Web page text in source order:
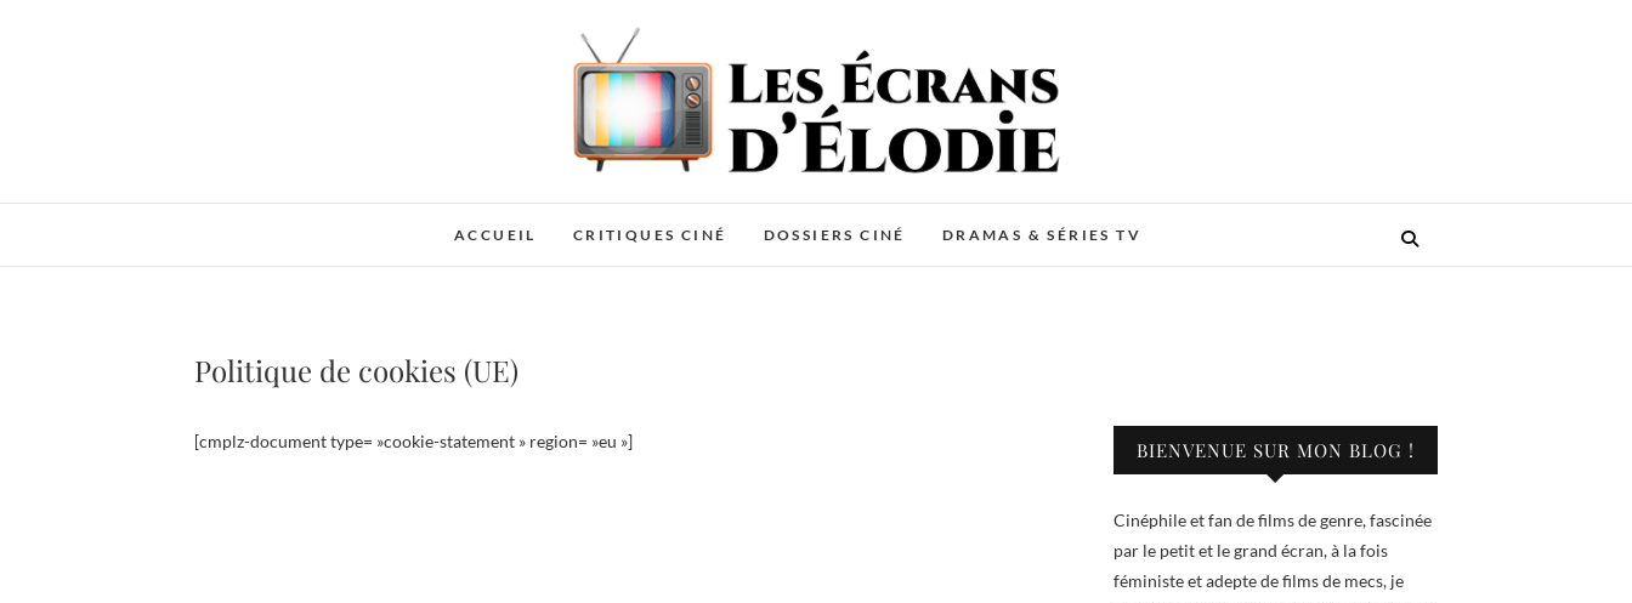
Les Écrans d'Élodie
ACCUEIL CRITIQUES CINÉ DOSSIERS CINÉ DRAMAS & SÉRIES TV
Politique de cookies (UE)
[cmplz-document type= »cookie-statement » region= »eu »] BIENVENUE SUR MON BLOG !
Cinéphile et fan de films de genre, fascinée
par le petit et le grand écran, à la fois
féministe et adepte de films de mecs, je